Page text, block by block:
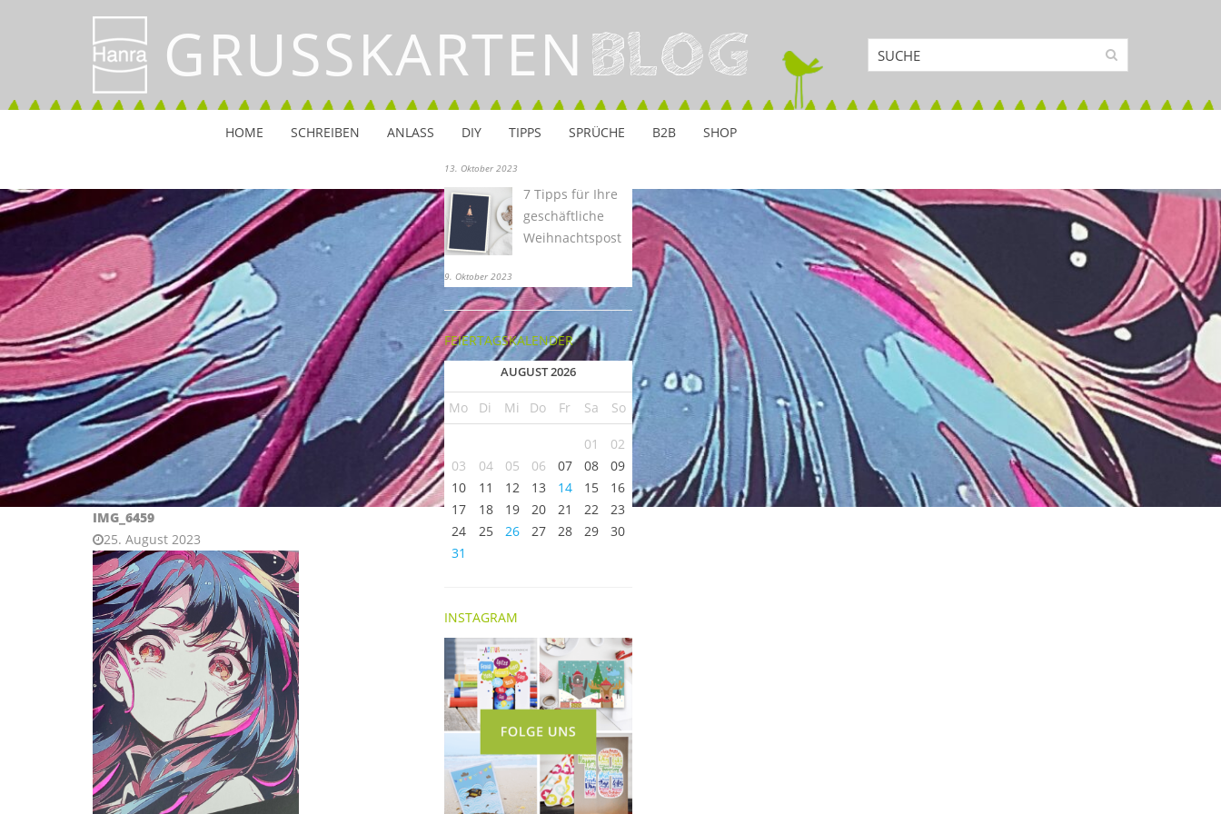
GRUSSKARTEN BLOG
HOME SCHREIBEN ANLASS DIY TIPPS SPRÜCHE B2B SHOP
IMG_6459
25. August 2023
Mangakarten und
die krassen Vibes
der persönlichen
Anerkennung für
Manga-Liebhaber
13. Oktober 2023
7 Tipps für Ihre
geschäftliche
Weihnachtspost
9. Oktober 2023
FEIERTAGSKALENDER
AUGUST 2026
Mo Di Mi Do Fr Sa So
01
02
03
04 05 06 07 08
09
10
11 12 13 14 15
16
17
18 19 20 21 22
23
24
25 26 27 28 29
30
31
INSTAGRAM